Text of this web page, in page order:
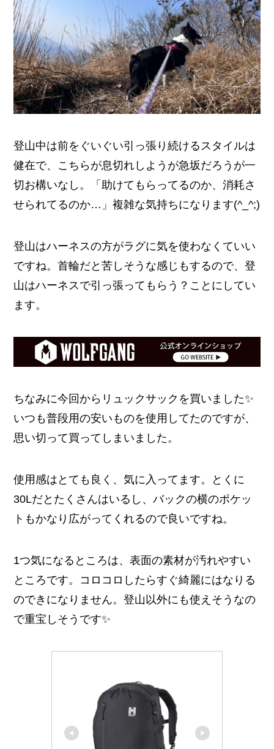
登山中は前をぐいぐい引っ張り続けるスタイルは
健在で、こちらが息切れしようが急坂だろうが一
切お構いなし。「助けてもらってるのか、消耗さ
せられてるのか…」複雑な気持ちになります(^_^;)
登山はハーネスの方がラグに気を使わなくていい
ですね。首輪だと苦しそうな感じもするので、登
山はハーネスで引っ張ってもらう？ことにしてい
ます。
ちなみに今回からリュックサックを買いました✨️
いつも普段用の安いものを使用してたのですが、
思い切って買ってしまいました。
使用感はとても良く、気に入ってます。とくに
30Lだとたくさんはいるし、バックの横のポケッ
トもかなり広がってくれるので良いですね。
1つ気になるところは、表面の素材が汚れやすい
ところです。コロコロしたらすぐ綺麗にはなりる
のできになりません。登山以外にも使えそうなの
で重宝しそうです✨️